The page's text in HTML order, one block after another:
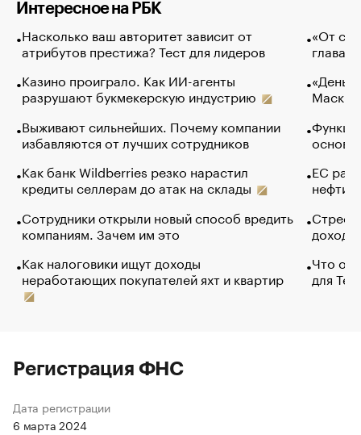
Интересное на РБК
Насколько ваш авторитет зависит от
атрибутов престижа? Тест для лидеров
Казино проиграло. Как ИИ-агенты
разрушают букмекерскую индустрию
Выживают сильнейших. Почему компании
избавляются от лучших сотрудников
Как банк Wildberries резко нарастил
кредиты селлерам до атак на склады
Сотрудники открыли новый способ вредить
компаниям. Зачем им это
Как налоговики ищут доходы
неработающих покупателей яхт и квартир
«От
глава
Маск в
основ
ЕС
нефти
Что
для
Регистрация ФНС
Дата регистрации
6 марта 2024